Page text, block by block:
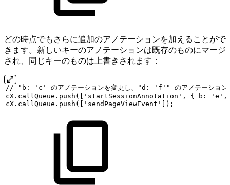
どの時点でもさらに追加のアノテーションを加えることがで
きます。新しいキーのアノテーションは既存のものにマージ
され、同じキーのものは上書きされます：
// "b: 'c' のアノテーションを変更し、"d: 'f'"
のアノテーショ
cX.callQueue.push(['startSessionAnnotation',
{ b:
'e',
cX.callQueue.push(['sendPageViewEvent']);